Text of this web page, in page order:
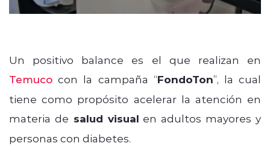
Un positivo balance es el que realizan en
Temuco con la campaña “FondoTon”, la cual
tiene como propósito acelerar la atención en
materia de salud visual en adultos mayores y
personas con diabetes.